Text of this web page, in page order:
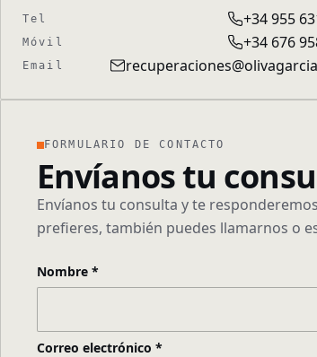
Tel +34 955
Móvil +34 676
Email
FORMULARIO DE CONTACTO
Envíanos tu
Envíanos tu consulta y te
prefieres, también puedes llamarnos o
Nombre *
Correo electrónico *